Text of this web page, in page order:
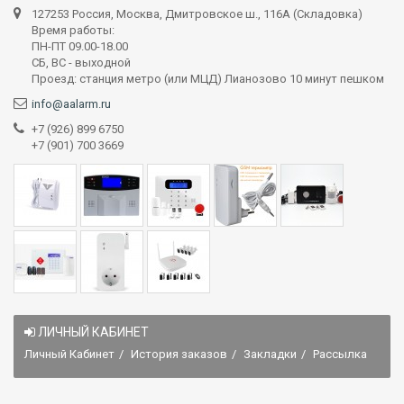
127253 Россия, Москва, Дмитровское ш., 116А (Складовка)
Время работы:
ПН-ПТ 09.00-18.00
СБ, ВС - выходной
Проезд: станция метро (или МЦД) Лианозово 10 минут пешком
info@aalarm.ru
+7 (926) 899 6750
+7 (901) 700 3669
ЛИЧНЫЙ КАБИНЕТ
Личный Кабинет История заказов Закладки Рассылка